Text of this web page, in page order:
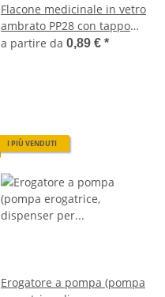
Flacone medicinale in vetro
ambrato PP28 con tappo
(100/250/500/1000ml)
a partire da 0,89 € *
I PIÙ VENDUTI
Erogatore a pompa (pompa